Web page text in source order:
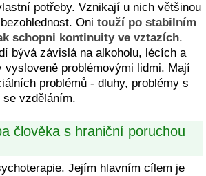
potřeby. Vznikají u nich většinou
Oni touží po stabilním
schopni kontinuity ve vztazích.
bývá závislá na alkoholu, lécích a
vysloveně problémovými lidmi. Mají
problémů - dluhy, problémy s
vzděláním.
člověka s hraniční poruchou
Jejím hlavním cílem je